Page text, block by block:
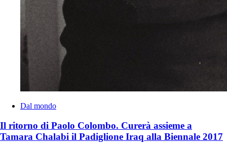
Dal mondo
Il ritorno di Paolo Colombo. Curerà assieme a
Tamara Chalabi il Padiglione Iraq alla Biennale 2017